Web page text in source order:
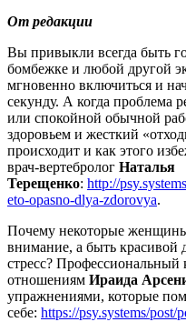
От редакции
Вы привыкли всегда быть
бомбежке и любой другой
мгновенно включиться и
секунду. А когда проблема
или спокойной обычной
здоровьем и жесткий
происходит и как этого
врач-вертебролог Наталья
Терещенко: http://
eto-opasno-dlya-zdorovya.
Почему некоторые женщины
внимание, а быть красивой
стресс? Профессиональный
отношениям Ираида
упражнениями, которые
себе: https://psy.systems/